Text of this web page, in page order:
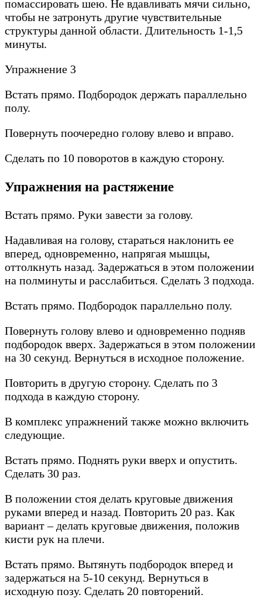
помассировать шею. Не вдавливать мячи сильно,
чтобы не затронуть другие чувствительные
структуры данной области. Длительность 1-1,5
минуты.
Упражнение 3
Встать прямо. Подбородок держать параллельно
полу.
Повернуть поочередно голову влево и вправо.
Сделать по 10 поворотов в каждую сторону.
Упражнения на растяжение
Встать прямо. Руки завести за голову.
Надавливая на голову, стараться наклонить ее
вперед, одновременно, напрягая мышцы,
оттолкнуть назад. Задержаться в этом положении
на полминуты и расслабиться. Сделать 3 подхода.
Встать прямо. Подбородок параллельно полу.
Повернуть голову влево и одновременно подняв
подбородок вверх. Задержаться в этом положении
на 30 секунд. Вернуться в исходное положение.
Повторить в другую сторону. Сделать по 3
подхода в каждую сторону.
В комплекс упражнений также можно включить
следующие.
Встать прямо. Поднять руки вверх и опустить.
Сделать 30 раз.
В положении стоя делать круговые движения
руками вперед и назад. Повторить 20 раз. Как
вариант – делать круговые движения, положив
кисти рук на плечи.
Встать прямо. Вытянуть подбородок вперед и
задержаться на 5-10 секунд. Вернуться в
исходную позу. Сделать 20 повторений.